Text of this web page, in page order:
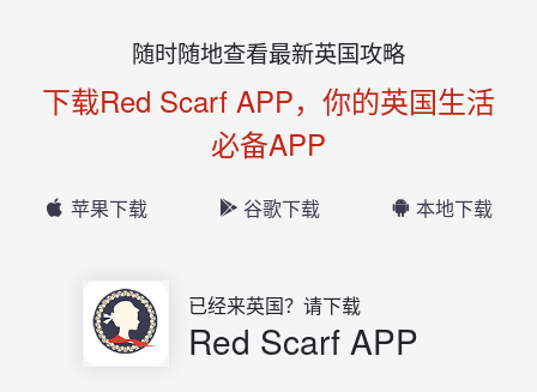
随时随地查看最新英国攻略
下载Red Scarf APP，你的英国生活
必备APP
苹果下载 谷歌下载 本地下载
已经来英国？请下载
Red Scarf APP